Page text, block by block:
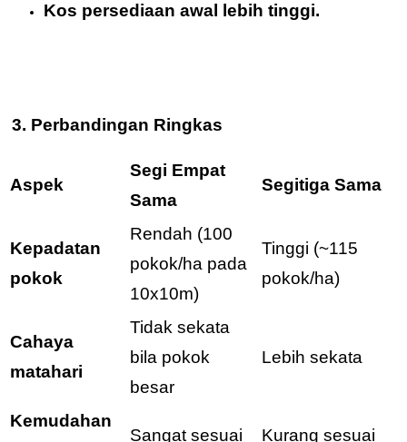
Kos persediaan awal lebih tinggi.
3. Perbandingan Ringkas
Aspek
Segi Empat
Sama
Segitiga Sama
Kepadatan
pokok
Rendah (100
pokok/ha pada
10x10m)
Tinggi (~115
pokok/ha)
Cahaya
matahari
Tidak sekata
bila pokok
besar
Lebih sekata
Kemudahan
Sangat sesuai Kurang sesuai